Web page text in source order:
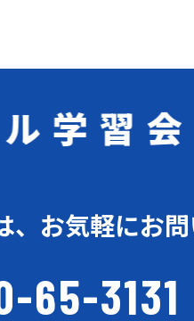
会
、お気軽にお
65-3131